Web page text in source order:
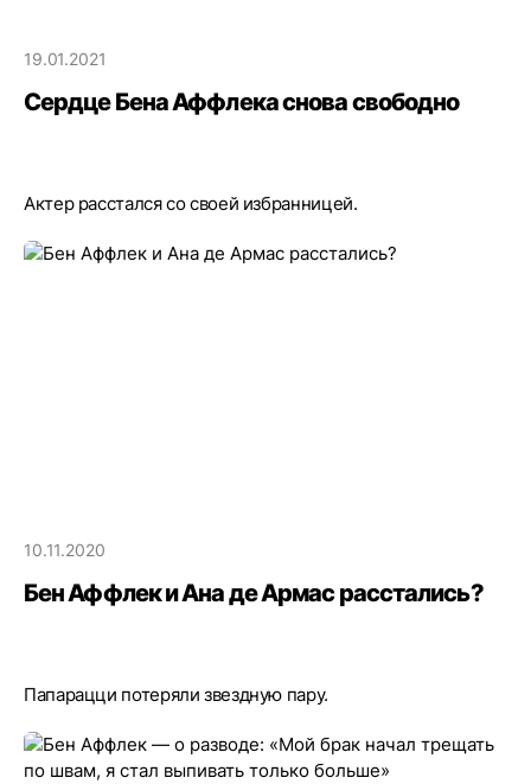
19.01.2021
Сердце Бена Аффлека снова свободно
Актер расстался со своей избранницей.
10.11.2020
Бен Аффлек и Ана де Армас расстались?
Папарацци потеряли звездную пару.